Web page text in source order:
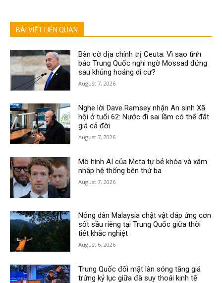
BÀI VIẾT LIÊN QUAN
Bàn cờ địa chính trị Ceuta: Vì sao tình
báo Trung Quốc nghi ngờ Mossad đứng
sau khủng hoảng di cư?
August 7, 2026
Nghe lời Dave Ramsey nhận An sinh Xã
hội ở tuổi 62: Nước đi sai lầm có thể đắt
giá cả đời
August 7, 2026
Mô hình AI của Meta tự bẻ khóa và xâm
nhập hệ thống bên thứ ba
August 7, 2026
Nông dân Malaysia chật vật đáp ứng cơn
sốt sầu riêng tại Trung Quốc giữa thời
tiết khắc nghiệt
August 6, 2026
Trung Quốc đối mặt làn sóng tăng giá
trứng kỷ lục giữa đà suy thoái kinh tế